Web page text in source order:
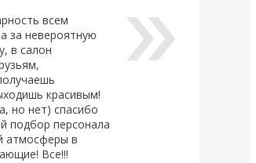
всем
за невероятную
в салон
красивым!
но нет) спасибо
подбор персонала
атмосферы в
Все!!!